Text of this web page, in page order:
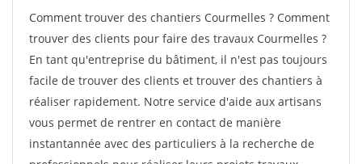
Comment trouver des chantiers Courmelles ? Comment
trouver des clients pour faire des travaux Courmelles ?
En tant qu'entreprise du bâtiment, il n'est pas toujours
facile de trouver des clients et trouver des chantiers à
réaliser rapidement. Notre service d'aide aux artisans
vous permet de rentrer en contact de manière
instantannée avec des particuliers à la recherche de